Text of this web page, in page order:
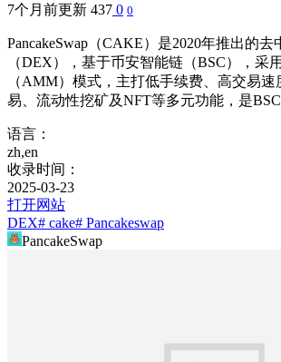
7个月前更新 437 0 0
PancakeSwap（CAKE）是2020年推出的
（DEX），基于币安智能链（BSC），采
（AMM）模式，主打低手续费、高交易
易、流动性挖矿及NFT等多元功能，是BSC
语言：
zh,en
收录时间：
2025-03-23
打开网站
DEX# cake# Pancakeswap
PancakeSwap